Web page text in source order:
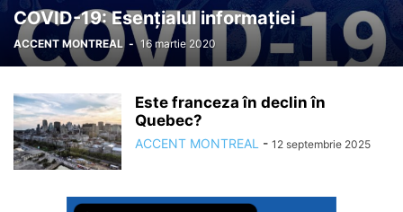
COVID-19: Esențialul informației
ACCENT MONTREAL - 16 martie 2020
Este franceza în declin în
Quebec?
ACCENT MONTREAL - 12 septembrie 2025